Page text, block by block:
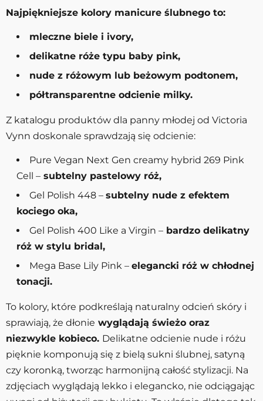
Najpiękniejsze kolory manicure ślubnego to:
mleczne biele i ivory,
delikatne róże typu baby pink,
nude z różowym lub beżowym podtonem,
półtransparentne odcienie milky.
Z katalogu produktów dla panny młodej od Victoria
Vynn doskonale sprawdzają się odcienie:
Pure Vegan Next Gen creamy hybrid 269 Pink
Cell – subtelny pastelowy róż,
Gel Polish 448 – subtelny nude z efektem
kociego oka,
Gel Polish 400 Like a Virgin – bardzo delikatny
róż w stylu bridal,
Mega Base Lily Pink – elegancki róż w chłodnej
tonacji.
To kolory, które podkreślają naturalny odcień skóry i
sprawiają, że dłonie wyglądają świeżo oraz
niezwykle kobieco. Delikatne odcienie nude i różu
pięknie komponują się z bielą sukni ślubnej, satyną
czy koronką, tworząc harmonijną całość stylizacji. Na
zdjęciach wyglądają lekko i elegancko, nie odciągając